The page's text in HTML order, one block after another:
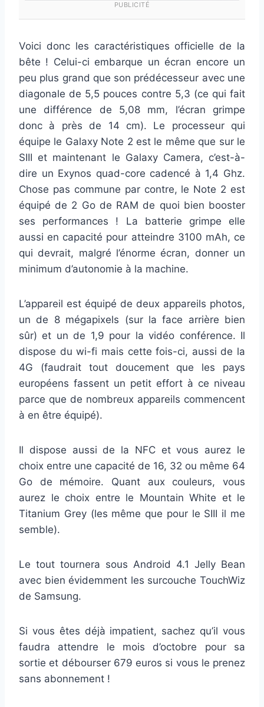
PUBLICITÉ
Voici donc les caractéristiques officielle de la
bête ! Celui-ci embarque un écran encore un
peu plus grand que son prédécesseur avec une
diagonale de 5,5 pouces contre 5,3 (ce qui fait
une différence de 5,08 mm, l’écran grimpe
donc à près de 14 cm). Le processeur qui
équipe le Galaxy Note 2 est le même que sur le
SIII et maintenant le Galaxy Camera, c’est-à-
dire un Exynos quad-core cadencé à 1,4 Ghz.
Chose pas commune par contre, le Note 2 est
équipé de 2 Go de RAM de quoi bien booster
ses performances ! La batterie grimpe elle
aussi en capacité pour atteindre 3100 mAh, ce
qui devrait, malgré l’énorme écran, donner un
minimum d’autonomie à la machine.
L’appareil est équipé de deux appareils photos,
un de 8 mégapixels (sur la face arrière bien
sûr) et un de 1,9 pour la vidéo conférence. Il
dispose du wi-fi mais cette fois-ci, aussi de la
4G (faudrait tout doucement que les pays
européens fassent un petit effort à ce niveau
parce que de nombreux appareils commencent
à en être équipé).
Il dispose aussi de la NFC et vous aurez le
choix entre une capacité de 16, 32 ou même 64
Go de mémoire. Quant aux couleurs, vous
aurez le choix entre le Mountain White et le
Titanium Grey (les même que pour le SIII il me
semble).
Le tout tournera sous Android 4.1 Jelly Bean
avec bien évidemment les surcouche TouchWiz
de Samsung.
Si vous êtes déjà impatient, sachez qu’il vous
faudra attendre le mois d’octobre pour sa
sortie et débourser 679 euros si vous le prenez
sans abonnement !